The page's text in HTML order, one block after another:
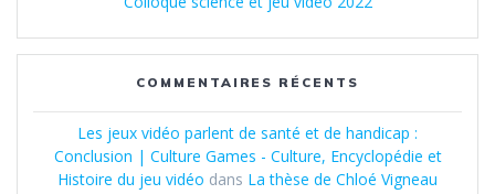
COMMENTAIRES RÉCENTS
Les jeux vidéo parlent de santé et de handicap :
Conclusion | Culture Games - Culture, Encyclopédie et
Histoire du jeu vidéo dans La thèse de Chloé Vigneau